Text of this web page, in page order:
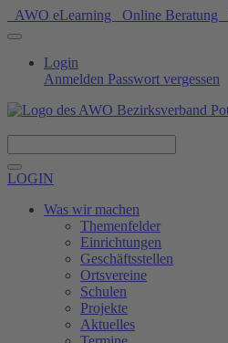
AWO eLearning Online Beratung
Login
Anmelden Passwort vergessen
LOGIN
Was wir machen
Themenfelder
Einrichtungen
Geschäftsstellen
Ortsvereine
Schulen
Projekte
Aktuelles